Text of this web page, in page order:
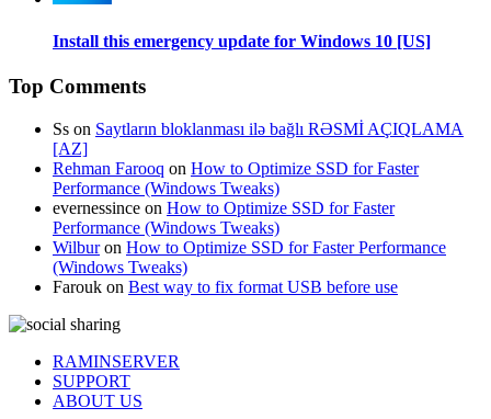
Install this emergency update for Windows 10 [US]
Top Comments
Ss on Saytların bloklanması ilə bağlı RƏSMİ AÇIQLAMA
[AZ]
Rehman Farooq on How to Optimize SSD for Faster
Performance (Windows Tweaks)
evernessince on How to Optimize SSD for Faster
Performance (Windows Tweaks)
Wilburon How to Optimize SSD for Faster Performance
(Windows Tweaks)
Farouk on Best way to fix format USB before use
RAMINSERVER
SUPPORT
ABOUT US